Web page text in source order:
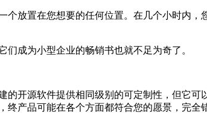
置在您想要的任何位置。在几个小时内，
成为小型企业的畅销书也就不足为奇了。
源软件提供相同级别的可定制性，但它可
产品可能在各个方面都符合您的愿景，完